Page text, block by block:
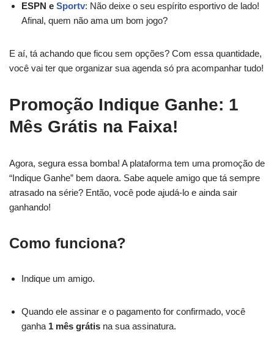
ESPN e Sportv: Não deixe o seu espírito esportivo de lado!
Afinal, quem não ama um bom jogo?
E aí, tá achando que ficou sem opções? Com essa quantidade,
você vai ter que organizar sua agenda só pra acompanhar tudo!
Promoção Indique Ganhe: 1
Mês Grátis na Faixa!
Agora, segura essa bomba! A plataforma tem uma promoção de
“Indique Ganhe” bem daora. Sabe aquele amigo que tá sempre
atrasado na série? Então, você pode ajudá-lo e ainda sair
ganhando!
Como funciona?
Indique um amigo.
Quando ele assinar e o pagamento for confirmado, você
ganha 1 mês grátis na sua assinatura.